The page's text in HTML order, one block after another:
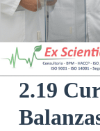
2.19